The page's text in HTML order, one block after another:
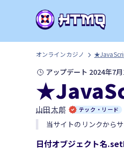
オンラインカジノ
アップデート 2024年7
山田 太郎 テック・リード
当サイトのリンクから
日付オブジェクト名